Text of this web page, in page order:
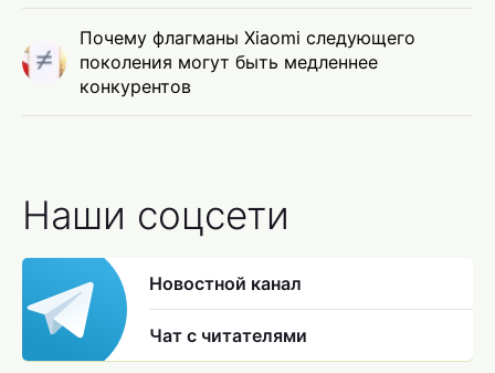
Почему флагманы Xiaomi следующего
поколения могут быть медленнее
конкурентов
Наши соцсети
Новостной канал
Чат с читателями